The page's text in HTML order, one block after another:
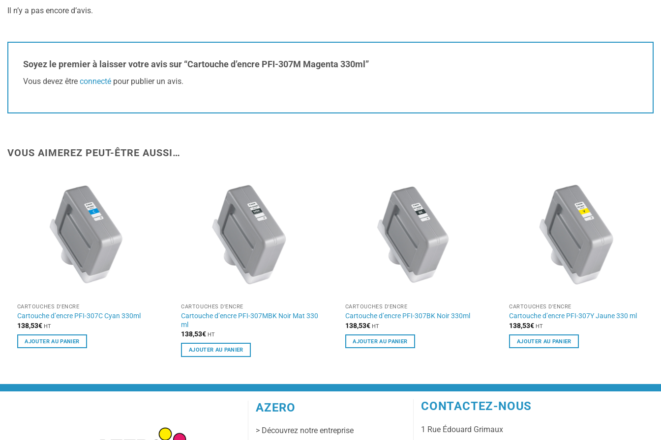
Il n’y a pas encore d’avis.
Soyez le premier à laisser votre avis sur “Cartouche d’encre PFI-307M Magenta 330ml”
Vous devez être connecté pour publier un avis.
VOUS AIMEREZ PEUT-ÊTRE AUSSI…
CARTOUCHES D'ENCRE
Cartouche d’encre PFI-307C Cyan 330ml
138,53€ HT
AJOUTER AU PANIER
CARTOUCHES D'ENCRE
Cartouche d’encre PFI-307MBK Noir Mat 330
ml
138,53€ HT
AJOUTER AU PANIER
CARTOUCHES D'ENCRE
Cartouche d’encre PFI-307BK Noir 330ml
138,53€ HT
AJOUTER AU PANIER
CARTOUCHES D'ENCRE
Cartouche d’encre PFI-307Y Jaune 330 ml
138,53€ HT
AJOUTER AU PANIER
AZERO
> Découvrez notre entreprise
CONTACTEZ-NOUS
1 Rue Édouard Grimaux